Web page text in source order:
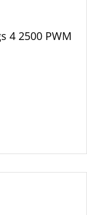
4 2500 PWM